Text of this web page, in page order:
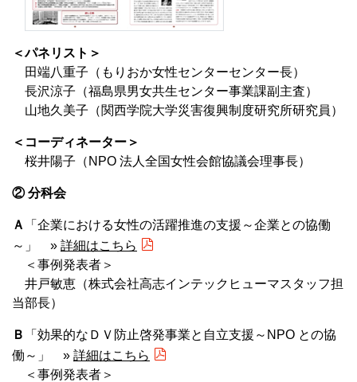
＜パネリスト＞
田端八重子（もりおか女性センターセンター長）
長沢涼子（福島県男女共生センター事業課副主査）
山地久美子（関西学院大学災害復興制度研究所研究員）
＜コーディネーター＞
桜井陽子（NPO 法人全国女性会館協議会理事長）
② 分科会
Ａ
「企業における女性の活躍推進の支援～企業との協働
～」 » 詳細はこちら
＜事例発表者＞
井戸敏恵（株式会社高志インテックヒューマスタッフ担
当部長）
Ｂ
「効果的なＤＶ防止啓発事業と自立支援～NPO との協
働～」 » 詳細はこちら
＜事例発表者＞